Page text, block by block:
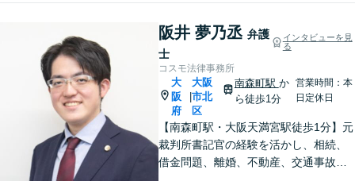
阪井 夢乃丞 弁護
士
インタビューを見
る
コスモ法律事務所
大
阪
府
大阪
市北
区
南森町駅 か
ら徒歩1分
営業時間：本
日定休日
【南森町駅・大阪天満宮駅徒歩1分】元
裁判所書記官の経験を活かし、相続、
借金問題、離婚、不動産、交通事故に